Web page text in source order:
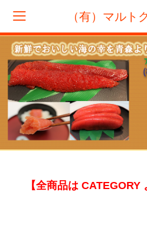
（有）マルト
会員登録 マイページ カ
CATEGORY
筋 子
<
【全商品は CATEGORY